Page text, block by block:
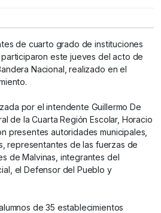
de cuarto grado de instituciones
este jueves del acto de
Nacional, realizado en el
por el intendente Guillermo De
de la Cuarta Región Escolar, Horacio
presentes autoridades municipales,
representantes de las fuerzas de
de Malvinas, integrantes del
el Defensor del Pueblo y
de 35 establecimientos